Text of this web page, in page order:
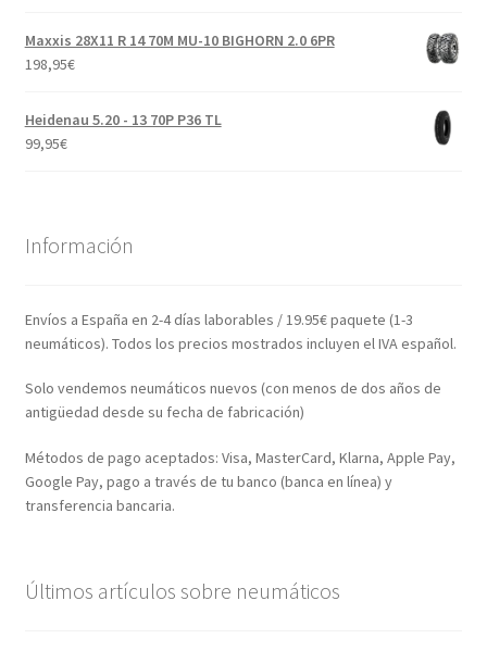
Maxxis 28X11 R 14 70M MU-10 BIGHORN 2.0 6PR
198,95€
Heidenau 5.20 - 13 70P P36 TL
99,95€
Información
Envíos a España en 2-4 días laborables / 19.95€ paquete (1-3
neumáticos). Todos los precios mostrados incluyen el IVA español.
Solo vendemos neumáticos nuevos (con menos de dos años de
antigüedad desde su fecha de fabricación)
Métodos de pago aceptados: Visa, MasterCard, Klarna, Apple Pay,
Google Pay, pago a través de tu banco (banca en línea) y
transferencia bancaria.
Últimos artículos sobre neumáticos